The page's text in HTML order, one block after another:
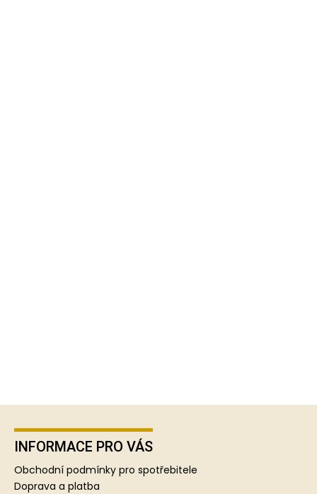
Z
INFORMACE PRO VÁS
Obchodní podmínky pro spotřebitele
Doprava a platba